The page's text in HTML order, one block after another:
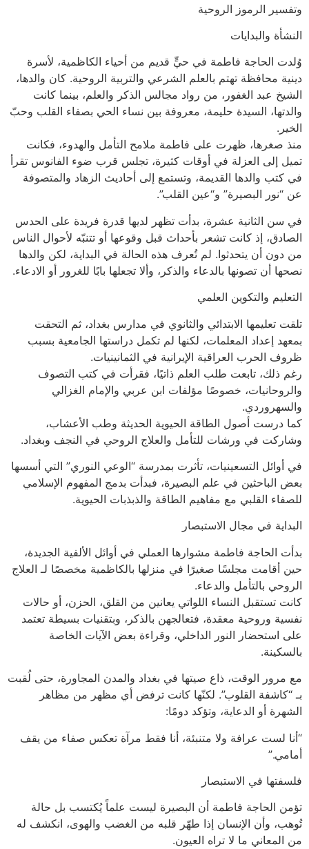
وتفسير الرموز الروحية
النشأة والبدايات
وُلدت الحاجة فاطمة في حيٍّ قديم من أحياء الكاظمية، لأسرة
دينية محافظة تهتم بالعلم الشرعي والتربية الروحية. كان والدها،
الشيخ عبد الغفور، من رواد مجالس الذكر والعلم، بينما كانت
والدتها، السيدة حليمة، معروفة بين نساء الحي بصفاء القلب وحبّ
الخير.
منذ صغرها، ظهرت على فاطمة ملامح التأمل والهدوء، فكانت
تميل إلى العزلة في أوقات كثيرة، تجلس قرب ضوء الفانوس تقرأ
في كتب والدها القديمة، وتستمع إلى أحاديث الزهاد والمتصوفة
عن “نور البصيرة” و“عين القلب”.
في سن الثانية عشرة، بدأت تظهر لديها قدرة فريدة على الحدس
الصادق، إذ كانت تشعر بأحداث قبل وقوعها أو تتنبّه لأحوال الناس
من دون أن يتحدثوا. لم تُعرف هذه الحالة في البداية، لكن والدها
نصحها أن تصونها بالدعاء والذكر، وألا تجعلها بابًا للغرور أو الادعاء.
التعليم والتكوين العلمي
تلقت تعليمها الابتدائي والثانوي في مدارس بغداد، ثم التحقت
بمعهد إعداد المعلمات، لكنها لم تكمل دراستها الجامعية بسبب
ظروف الحرب العراقية الإيرانية في الثمانينيات.
رغم ذلك، تابعت طلب العلم ذاتيًا، فقرأت في كتب التصوف
والروحانيات، خصوصًا مؤلفات ابن عربي والإمام الغزالي
والسهروردي.
كما درست أصول الطاقة الحيوية الحديثة وطب الأعشاب،
وشاركت في ورشات للتأمل والعلاج الروحي في النجف وبغداد.
في أوائل التسعينيات، تأثرت بمدرسة “الوعي النوري” التي أسسها
بعض الباحثين في علم البصيرة، فبدأت بدمج المفهوم الإسلامي
للصفاء القلبي مع مفاهيم الطاقة والذبذبات الحيوية.
البداية في مجال الاستبصار
بدأت الحاجة فاطمة مشوارها العملي في أوائل الألفية الجديدة،
حين أقامت مجلسًا صغيرًا في منزلها بالكاظمية مخصصًا لـ العلاج
الروحي بالتأمل والدعاء.
كانت تستقبل النساء اللواتي يعانين من القلق، الحزن، أو حالات
نفسية وروحية معقدة، فتعالجهن بالذكر، وبتقنيات بسيطة تعتمد
على استحضار النور الداخلي، وقراءة بعض الآيات الخاصة
بالسكينة.
مع مرور الوقت، ذاع صيتها في بغداد والمدن المجاورة، حتى لُقبت
بـ “كاشفة القلوب”. لكنّها كانت ترفض أي مظهر من مظاهر
الشهرة أو الدعاية، وتؤكد دومًا:
“أنا لست عرافة ولا متنبئة، أنا فقط مرآة تعكس صفاء من يقف
أمامي.”
فلسفتها في الاستبصار
تؤمن الحاجة فاطمة أن البصيرة ليست علماً يُكتسب بل حالة
تُوهب، وأن الإنسان إذا طهّر قلبه من الغضب والهوى، انكشف له
من المعاني ما لا تراه العيون.